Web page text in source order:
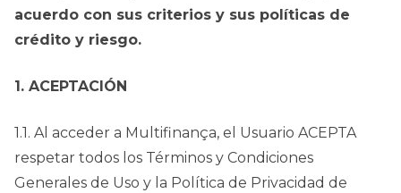
acuerdo con sus criterios y sus políticas de
crédito y riesgo.
1. ACEPTACIÓN
1.1. Al acceder a Multifinança, el Usuario ACEPTA
respetar todos los Términos y Condiciones
Generales de Uso y la Política de Privacidad de